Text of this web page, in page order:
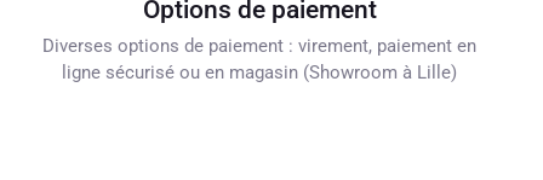
Options de paiement
Diverses options de paiement : virement, paiement en
ligne sécurisé ou en magasin (Showroom à Lille)